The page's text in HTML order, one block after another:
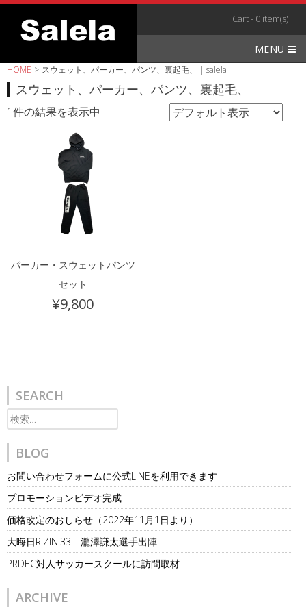
Skip
content
Cart - 0 item(s)
MENU
HOME > スウェット、パーカー、パンツ、裏起毛、 | salela
スウェット、パーカー、パンツ、裏起毛、
1件の結果を表示中
パーカー・スウェットパンツ
セット
¥9,800
SEARCH
検
索:
BLOG
お問い合わせフォームに公式LINEを利用できます
プロモーションビデオ完成
価格改定のおしらせ（2022年11月1日より）
大晦日RIZIN.33 瀧澤謙太選手出陣
PRDEC対人サッカースクールに訪問取材
ARCHIVE